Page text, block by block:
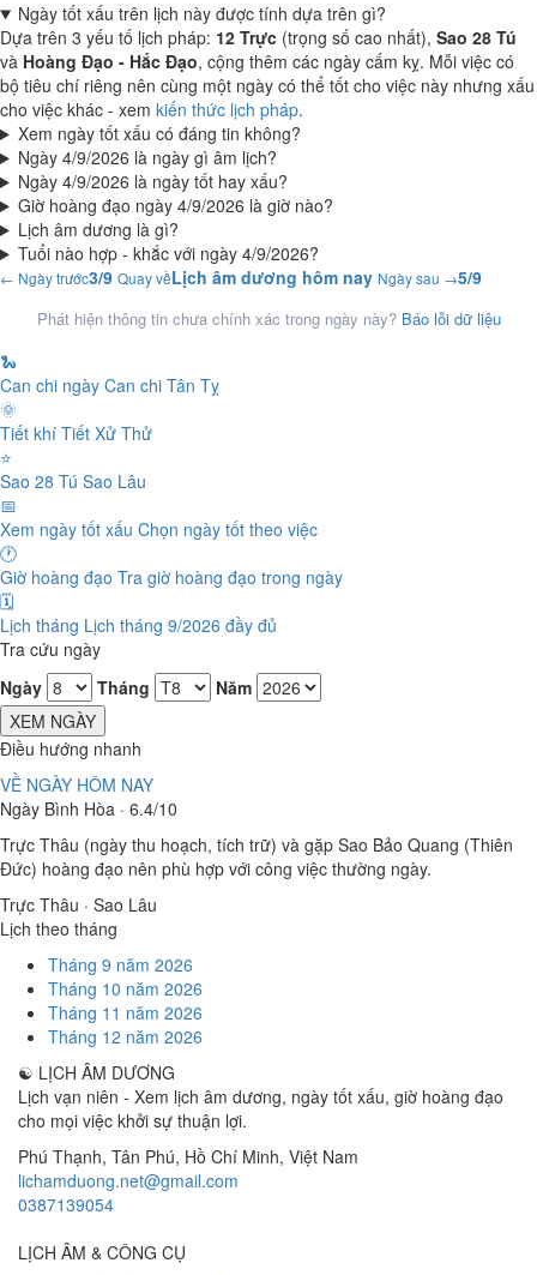
Ngày tốt xấu trên lịch này được tính dựa trên gì?
Dựa trên 3 yếu tố lịch pháp: 12 Trực (trọng số cao nhất), Sao 28 Tú
và Hoàng Đạo - Hắc Đạo, cộng thêm các ngày cấm kỵ. Mỗi việc có
bộ tiêu chí riêng nên cùng một ngày có thể tốt cho việc này nhưng xấu
cho việc khác - xem kiến thức lịch pháp.
Xem ngày tốt xấu có đáng tin không?
Ngày 4/9/2026 là ngày gì âm lịch?
Ngày 4/9/2026 là ngày tốt hay xấu?
Giờ hoàng đạo ngày 4/9/2026 là giờ nào?
Lịch âm dương là gì?
Tuổi nào hợp - khắc với ngày 4/9/2026?
← Ngày trước3/9 Quay vềLịch âm dương hôm nay Ngày sau →5/9
Phát hiện thông tin chưa chính xác trong ngày này? Báo lỗi dữ liệu
🐍
Can chi ngày Can chi Tân Tỵ
🌞
Tiết khí Tiết Xử Thử
⭐
Sao 28 Tú Sao Lâu
📅
Xem ngày tốt xấu Chọn ngày tốt theo việc
🕐
Giờ hoàng đạo Tra giờ hoàng đạo trong ngày
🗓️
Lịch tháng Lịch tháng 9/2026 đầy đủ
Tra cứu ngày
Ngày
Tháng
Năm
XEM NGÀY
Điều hướng nhanh
VỀ NGÀY HÔM NAY
Ngày Bình Hòa · 6.4/10
Trực Thâu (ngày thu hoạch, tích trữ) và gặp Sao Bảo Quang (Thiên
Đức) hoàng đạo nên phù hợp với công việc thường ngày.
Trực Thâu · Sao Lâu
Lịch theo tháng
Tháng 9 năm 2026
Tháng 10 năm 2026
Tháng 11 năm 2026
Tháng 12 năm 2026
☯ LỊCH ÂM DƯƠNG
Lịch vạn niên - Xem lịch âm dương, ngày tốt xấu, giờ hoàng đạo
cho mọi việc khởi sự thuận lợi.
Phú Thạnh, Tân Phú, Hồ Chí Minh, Việt Nam
lichamduong.net@gmail.com
0387139054
LỊCH ÂM & CÔNG CỤ